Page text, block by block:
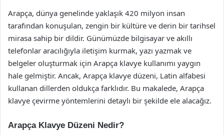
Arapça, dünya genelinde yaklaşık 420 milyon insan
tarafından konuşulan, zengin bir kültüre ve derin bir tarihsel
mirasa sahip bir dildir. Günümüzde bilgisayar ve akıllı
telefonlar aracılığıyla iletişim kurmak, yazı yazmak ve
belgeler oluşturmak için Arapça klavye kullanımı yaygın
hale gelmiştir. Ancak, Arapça klavye düzeni, Latin alfabesi
kullanan dillerden oldukça farklıdır. Bu makalede, Arapça
klavye çevirme yöntemlerini detaylı bir şekilde ele alacağız.
Arapça Klavye Düzeni Nedir?